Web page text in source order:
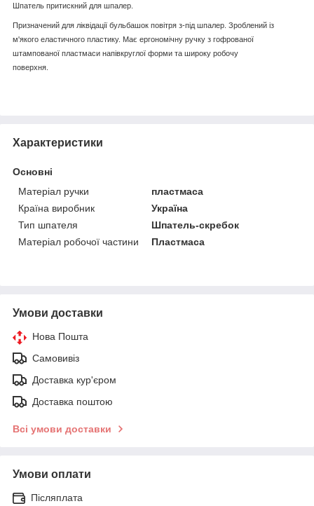
Шпатель притискний для шпалер.
Призначений для ліквідації бульбашок повітря з-під шпалер. Зроблений із
м'якого еластичного пластику. Має ергономічну ручку з гофрованої
штампованої пластмаси напівкруглої форми та широку робочу
поверхня.
Характеристики
Основні
Матеріал ручки
пластмаса
Країна виробник
Україна
Тип шпателя
Шпатель-скребок
Матеріал робочої частини
Пластмаса
Умови доставки
Нова Пошта
Самовивіз
Доставка кур'єром
Доставка поштою
Всі умови доставки
Умови оплати
Післяплата